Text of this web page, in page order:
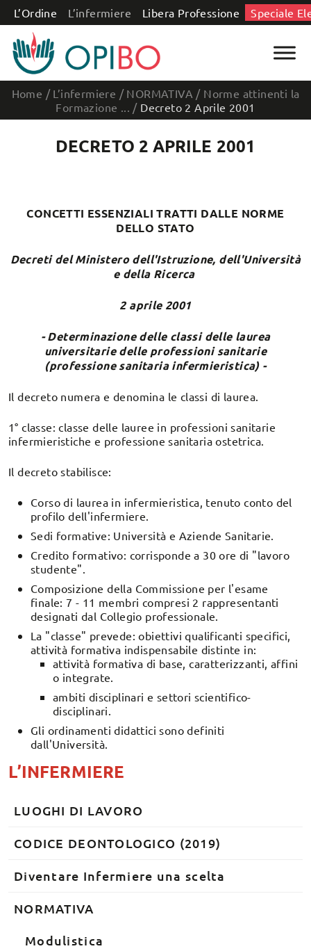
Salta al contenuto
L’Ordine L’infermiere Libera Professione Speciale
Home / L’infermiere / NORMATIVA / Norme attinenti la
Formazione ... / Decreto 2 Aprile 2001
DECRETO 2 APRILE 2001
CONCETTI ESSENZIALI TRATTI DALLE NORME
DELLO STATO
Decreti del Ministero dell'Istruzione, dell'Università
e della Ricerca
2 aprile 2001
- Determinazione delle classi delle laurea
universitarie delle professioni sanitarie
(professione sanitaria infermieristica) -
Il decreto numera e denomina le classi di laurea.
1° classe: classe delle lauree in professioni sanitarie
infermieristiche e professione sanitaria ostetrica.
Il decreto stabilisce:
Corso di laurea in infermieristica, tenuto conto del
profilo dell'infermiere.
Sedi formative: Università e Aziende Sanitarie.
Credito formativo: corrisponde a 30 ore di "lavoro
studente".
Composizione della Commissione per l'esame
finale: 7 - 11 membri compresi 2 rappresentanti
designati dal Collegio professionale.
La "classe" prevede: obiettivi qualificanti specifici,
attività formativa indispensabile distinte in:
attività formativa di base, caratterizzanti, affini
o integrate.
ambiti disciplinari e settori scientifico-
disciplinari.
Gli ordinamenti didattici sono definiti
dall'Università.
L’INFERMIERE
LUOGHI DI LAVORO
CODICE DEONTOLOGICO (2019)
Diventare Infermiere una scelta
NORMATIVA
Modulistica